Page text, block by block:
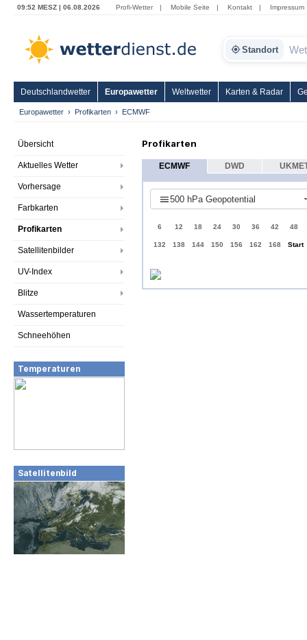
09:52 MESZ | 06.08.2026 Profi-Wetter | Mobile Seite | Kontakt | Impressum
Standort
Deutschlandwetter Europawetter Weltwetter Karten & Radar
Europawetter Profikarten ECMWF
Übersicht
Aktuelles Wetter
Vorhersage
Farbkarten
Profikarten
Satellitenbilder
UV-Index
Blitze
Wassertemperaturen
Schneehöhen
Temperaturen
Satellitenbild
Profikarten
ECMWF DWD
500 hPa Geopotential
6 12 18 24 30 36 42 48
132 138 144 150 156 162 168 Start